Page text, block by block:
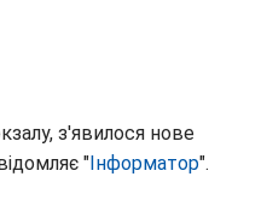
з'явилося нове
" Інформатор".